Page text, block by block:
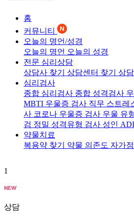
홈
커뮤니티
오늘의 명언/성경
오늘의 명언 오늘의 성경
전문 심리상담
상담사 찾기 상담센터 찾기 상담
심리검사
종합 심리검사 종합 성격검사
MBTI 우울증 검사 직무 스트레
사 코로나 우울증 검사 우울 유
검 정밀 성격유형 검사 성인
약물치료
복용약 찾기 약물 의존도 자가
1
상담